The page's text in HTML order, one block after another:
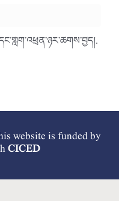
website is funded by
CICED